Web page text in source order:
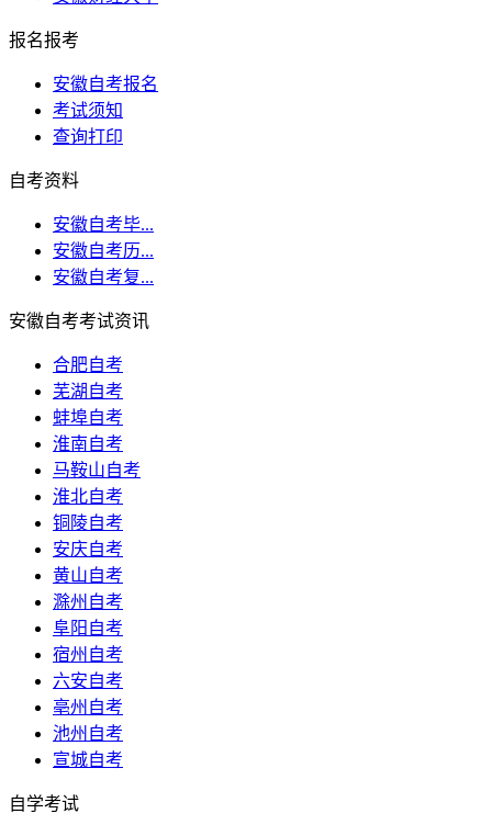
报名报考
安徽自考报名
考试须知
查询打印
自考资料
安徽自考毕...
安徽自考历...
安徽自考复...
安徽自考考试资讯
合肥自考
芜湖自考
蚌埠自考
淮南自考
马鞍山自考
淮北自考
铜陵自考
安庆自考
黄山自考
滁州自考
阜阳自考
宿州自考
六安自考
亳州自考
池州自考
宣城自考
自学考试